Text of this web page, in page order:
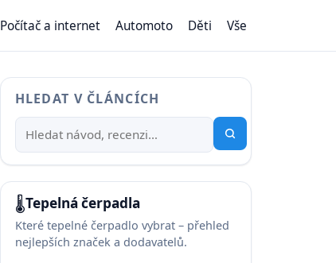
Počítač a internet Automoto Děti Vše
HLEDAT V ČLÁNCÍCH
🌡️Tepelná čerpadla
Které tepelné čerpadlo vybrat – přehled
nejlepších značek a dodavatelů.